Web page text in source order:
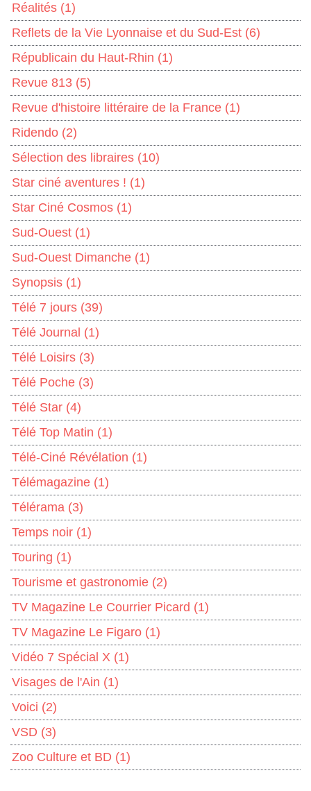
Réalités (1)
Reflets de la Vie Lyonnaise et du Sud-Est (6)
Républicain du Haut-Rhin (1)
Revue 813 (5)
Revue d'histoire littéraire de la France (1)
Ridendo (2)
Sélection des libraires (10)
Star ciné aventures ! (1)
Star Ciné Cosmos (1)
Sud-Ouest (1)
Sud-Ouest Dimanche (1)
Synopsis (1)
Télé 7 jours (39)
Télé Journal (1)
Télé Loisirs (3)
Télé Poche (3)
Télé Star (4)
Télé Top Matin (1)
Télé-Ciné Révélation (1)
Télémagazine (1)
Télérama (3)
Temps noir (1)
Touring (1)
Tourisme et gastronomie (2)
TV Magazine Le Courrier Picard (1)
TV Magazine Le Figaro (1)
Vidéo 7 Spécial X (1)
Visages de l'Ain (1)
Voici (2)
VSD (3)
Zoo Culture et BD (1)